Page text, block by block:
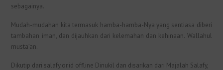
sebagainya.
Mudah-mudahan kita termasuk hamba-hamba-Nya yang sentiasa diberi
tambahan iman, dan dijauhkan dari kelemahan dan kehinaan. Wallahul
musta’an.
Dikutip dari salafy.or.id offline Dinukil dan disarikan dari Majalah Salafy,